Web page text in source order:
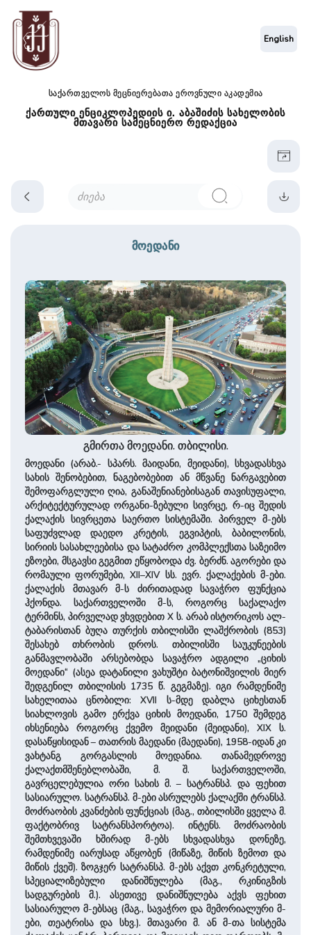
საქართველოს მეცნიერებათა ეროვნული აკადემია
ქართული ენციკლოპედიის ი. აბაშიძის სახელობის
მთავარი სამეცნიერო რედაქცია
English
მოედანი
გმირთა მოედანი. თბილისი.
მოედანი (არაბ.- სპარს. მაიდანი, მეიდანი), სხვადასხვა
სახის შენობებით, ნაგებობებით ან მწვანე ნარგავებით
შემოფარგლული ღია, განაშენიანებისაგან თავისუფალი,
არქიტექტურულად ორგანი-ზებული სივრცე, რ-იც შედის
ქალაქის სივრცეთა საერთო სისტემაში. პირველ მ-ებს
საფუძვლად დაედო კრეტის, ეგვიპტის, ბაბილონის,
სირიის სასახლეებისა და სატაძრო კომპლექსთა საზეიმო
ეზოები, მსგავსი გეგმით ეწყობოდა ძვ. ბერძნ. აგორები და
რომაული ფორუმები, XII–XIV სს. ევრ. ქალაქების მ-ები.
ქალაქის მთავარ მ-ს ძირითადად სავაჭრო ფუნქცია
ჰქონდა. საქართველოში მ-ს, როგორც საქალაქო
ტერმინს, პირველად ვხვდებით X ს. არაბ ისტორიკოს ალ-
ტაბარისთან ბუღა თურქის თბილისში ლაშქრობის (853)
შესახებ თხრობის დროს. თბილისში საუკუნეების
განმავლობაში არსებობდა სავაჭრო ადგილი „ციხის
მოედანი“ (ასეა დატანილი ვახუშტი ბატონიშვილის მიერ
შედგენილ თბილისის 1735 წ. გეგმაზე). იგი რამდენიმე
სახელითაა ცნობილი: XVII ს-მდე დაბლა ციხესთან
სიახლოვის გამო ერქვა ციხის მოედანი, 1750 შემდეგ
იხსენიება როგორც ქვემო მეიდანი (მეიდანი), XIX ს.
დასაწყისიდან – თათრის მაედანი (მაედანი), 1958-იდან კი
ვახტანგ გორგასლის მოედანია. თანამედროვე
ქალაქთმშენებლობაში, მ. შ. საქართველოში,
გავრცელებულია ორი სახის მ. – სატრანსპ. და ფეხით
სასიარულო. სატრანსპ. მ-ები ასრულებს ქალაქში ტრანსპ.
მოძრაობის კვანძების ფუნქციას (მაგ., თბილისში ყველა მ.
ფაქტობრივ სატრანსპორტოა). ინტენს. მოძრაობის
შემთხვევაში ხშირად მ-ებს სხვადასხვა დონეზე,
რამდენიმე იარუსად აწყობენ (მიწაზე, მიწის ზემოთ და
მიწის ქვეშ). ზოგჯერ სატრანსპ. მ-ებს აქვთ კონკრეტული,
სპეციალიზებული დანიშნულება (მაგ., რკინიგზის
სადგურების მ.). ასეთივე დანიშნულება აქვს ფეხით
სასიარულო მ-ებსაც (მაგ., სავაჭრო და მემორიალური მ-
ები, თეატრისა და სხვ.). მთავარი მ. ან მ-თა სისტემა